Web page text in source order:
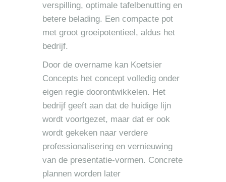
verspilling, optimale tafelbenutting en
betere belading. Een compacte pot
met groot groeipotentieel, aldus het
bedrijf.
Door de overname kan Koetsier
Concepts het concept volledig onder
eigen regie doorontwikkelen. Het
bedrijf geeft aan dat de huidige lijn
wordt voortgezet, maar dat er ook
wordt gekeken naar verdere
professionalisering en vernieuwing
van de presentatie-vormen. Concrete
plannen worden later